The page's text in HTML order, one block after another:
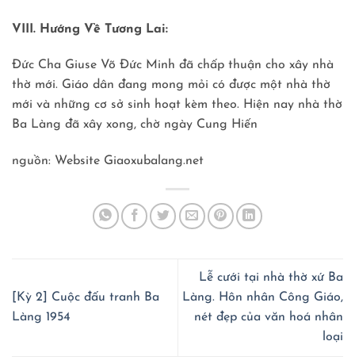
VIII. Hướng Về Tương Lai:
Đức Cha Giuse Võ Đức Minh đã chấp thuận cho xây nhà
thờ mới. Giáo dân đang mong mỏi có được một nhà thờ
mới và những cơ sở sinh hoạt kèm theo. Hiện nay nhà thờ
Ba Làng đã xây xong, chờ ngày Cung Hiến
nguồn: Website Giaoxubalang.net
[Kỳ 2] Cuộc đấu tranh Ba
Làng 1954
Lễ cưới tại nhà thờ xứ Ba
Làng. Hôn nhân Công Giáo,
nét đẹp của văn hoá nhân
loại